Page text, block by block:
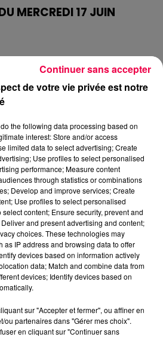
MERCREDI 17 JUIN
et le reste de la bande verront
lorsqu'ils découvriront
d'aujourd'hui s’appelle...
Bedia,Marie-Julie Baup
enfin d’obtenir sa mutation
Pourtant à peine arrivé on lui
d’allemand va fermer, faute
d’organiser un voyage en
les adolescents à choisir la
il fait appel à Iris, la
de jumelage local. Le hic, c’est
Entre un Mathias qui
des ados en
de votre vie privée est notre
do the following data processing based on
interest: Store and/or access
limited data to select advertising; Create
Use profiles to select personalised
performance; Measure content
through statistics or combinations
Develop and improve services; Create
Use profiles to select personalised
content; Ensure security, prevent and
and present advertising and content;
choices. These technologies may
as IP address and browsing data to offer
devices based on information actively
data; Match and combine data from
devices; Identify devices based on
sur "Accepter et fermer", ou affiner en
ou partenaires dans "Gérer mes choix".
en cliquant sur "Continuer sans
Continuer sans accepter